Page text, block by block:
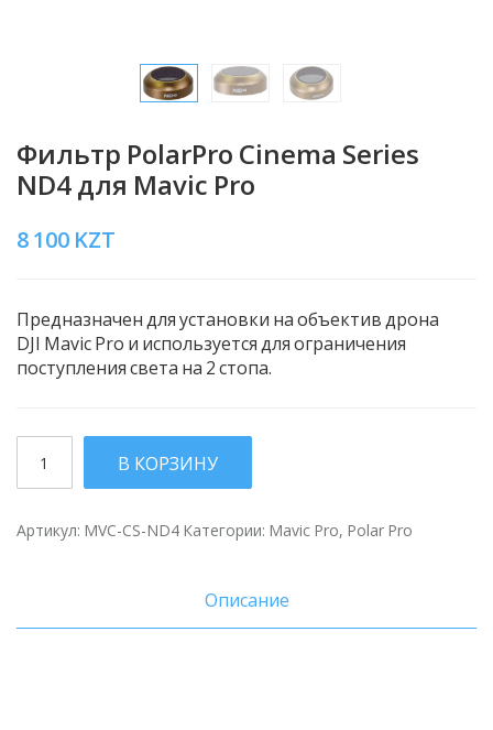
Фильтр PolarPro Cinema Series
ND4 для Mavic Pro
8 100 KZT
Предназначен для установки на объектив дрона
DJI Mavic Pro и используется для ограничения
поступления света на 2 стопа.
В КОРЗИНУ
Артикул: MVC-CS-ND4 Категории: Mavic Pro, Polar Pro
Описание